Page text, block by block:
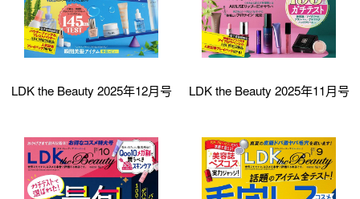
LDK the Beauty 2025年12月号 LDK the Beauty 2025年11月号